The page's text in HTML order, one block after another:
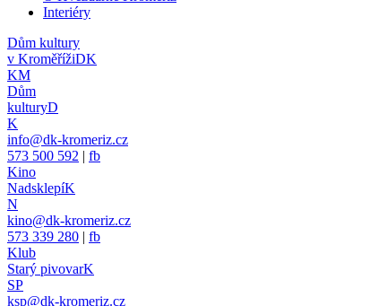
Interiéry
Dům kultury
v KroměřížiDK
KM
Dům
kulturyD
K
info@dk-kromeriz.cz
573 500 592 | fb
Kino
NadsklepíK
N
kino@dk-kromeriz.cz
573 339 280 | fb
Klub
Starý pivovarK
SP
ksp@dk-kromeriz.cz